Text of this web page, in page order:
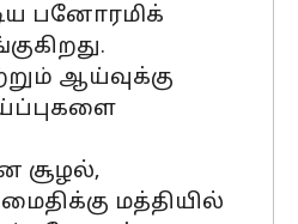
பனோரமிக்
ஆய்வுக்கு
சூழல்,
மத்தியில்